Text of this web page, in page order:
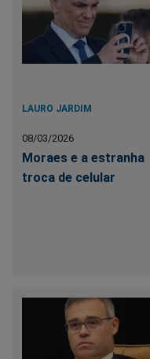
LAURO JARDIM
08/03/2026
Moraes e a estranha
troca de celular